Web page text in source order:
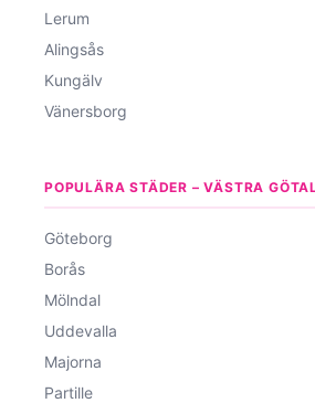
Lerum
Alingsås
Kungälv
Vänersborg
POPULÄRA STÄDER – VÄSTRA
Göteborg
Borås
Mölndal
Uddevalla
Majorna
Partille